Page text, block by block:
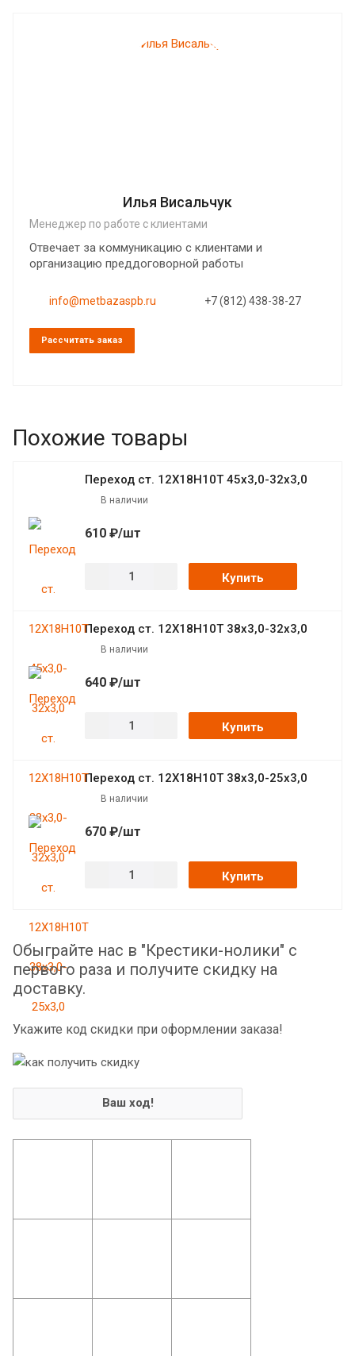
Илья Висальчук
Менеджер по работе с клиентами
Отвечает за коммуникацию с клиентами и
организацию преддоговорной работы
info@metbazaspb.ru +7 (812) 438-38-27
Рассчитать заказ
Похожие товары
Переход ст. 12Х18Н10Т 45х3,0-32х3,0
В наличии
610 ₽/шт
Купить
Переход ст. 12Х18Н10Т 38х3,0-32х3,0
В наличии
640 ₽/шт
Купить
Переход ст. 12Х18Н10Т 38х3,0-25х3,0
В наличии
670 ₽/шт
Купить
Обыграйте нас в "Крестики-нолики" с
первого раза и получите скидку на
доставку.
Укажите код скидки при оформлении заказа!
Ваш ход!